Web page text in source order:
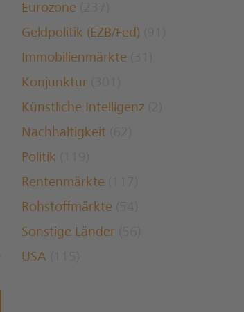
Eurozone
Geldpolitik (EZB/Fed)
Immobilienmärkte
Konjunktur
Künstliche Intelligenz
Nachhaltigkeit
Politik
Rentenmärkte
Rohstoffmärkte
Sonstige Länder
USA